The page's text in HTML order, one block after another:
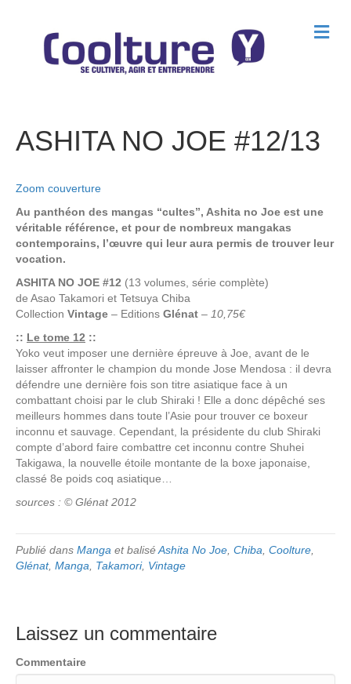
M
e
ASHITA NO JOE #12/13
Zoom couverture
Au panthéon des mangas “cultes”, Ashita no Joe est une
véritable référence, et pour de nombreux mangakas
contemporains, l’œuvre qui leur aura permis de trouver leur
vocation.
ASHITA NO JOE #12 (13 volumes, série complète)
de Asao Takamori et Tetsuya Chiba
Collection Vintage – Editions Glénat – 10,75€
:: Le tome 12 ::
Yoko veut imposer une dernière épreuve à Joe, avant de le
laisser affronter le champion du monde Jose Mendosa : il devra
défendre une dernière fois son titre asiatique face à un
combattant choisi par le club Shiraki ! Elle a donc dépêché ses
meilleurs hommes dans toute l’Asie pour trouver ce boxeur
inconnu et sauvage. Cependant, la présidente du club Shiraki
compte d’abord faire combattre cet inconnu contre Shuhei
Takigawa, la nouvelle étoile montante de la boxe japonaise,
classé 8e poids coq asiatique…
sources : © Glénat 2012
Publié dans Manga et baliséAshita No Joe Chiba Coolture
Glénat, Manga Takamori, Vintage
Laissez un commentaire
Commentaire